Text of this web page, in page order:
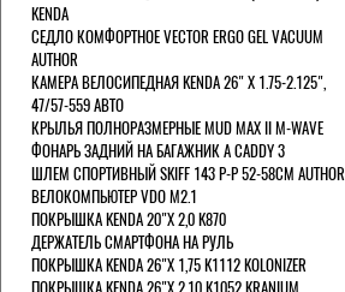
KENDA
СЕДЛО КОМФОРТНОЕ VECTOR ERGO GEL VACUUM
AUTHOR
КАМЕРА ВЕЛОСИПЕДНАЯ KENDA 26" Х 1.75-2.125",
47/57-559 АВТО
КРЫЛЬЯ ПОЛНОРАЗМЕРНЫЕ MUD MAX II M-WAVE
ФОНАРЬ ЗАДНИЙ НА БАГАЖНИК A CADDY 3
ШЛЕМ СПОРТИВНЫЙ SKIFF 143 Р-Р 52-58СМ AUTHOR
ВЕЛОКОМПЬЮТЕР VDO M2.1
ПОКРЫШКА KENDA 20"Х 2,0 K870
ДЕРЖАТЕЛЬ СМАРТФОНА НА РУЛЬ
ПОКРЫШКА KENDA 26"Х 1,75 K1112 KOLONIZER
ПОКРЫШКА KENDA 26"Х 2,10 K1052 KRANIUM